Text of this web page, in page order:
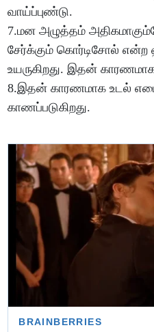
வாய்ப்புண்டு.
7.மன அழுத்தம்
சேர்க்கும் கொர்டிசோல் என்ற
உயருகிறது. இதன் காரணமாக
8.இதன் காரணமாக உடல்
காணப்படுகிறது.